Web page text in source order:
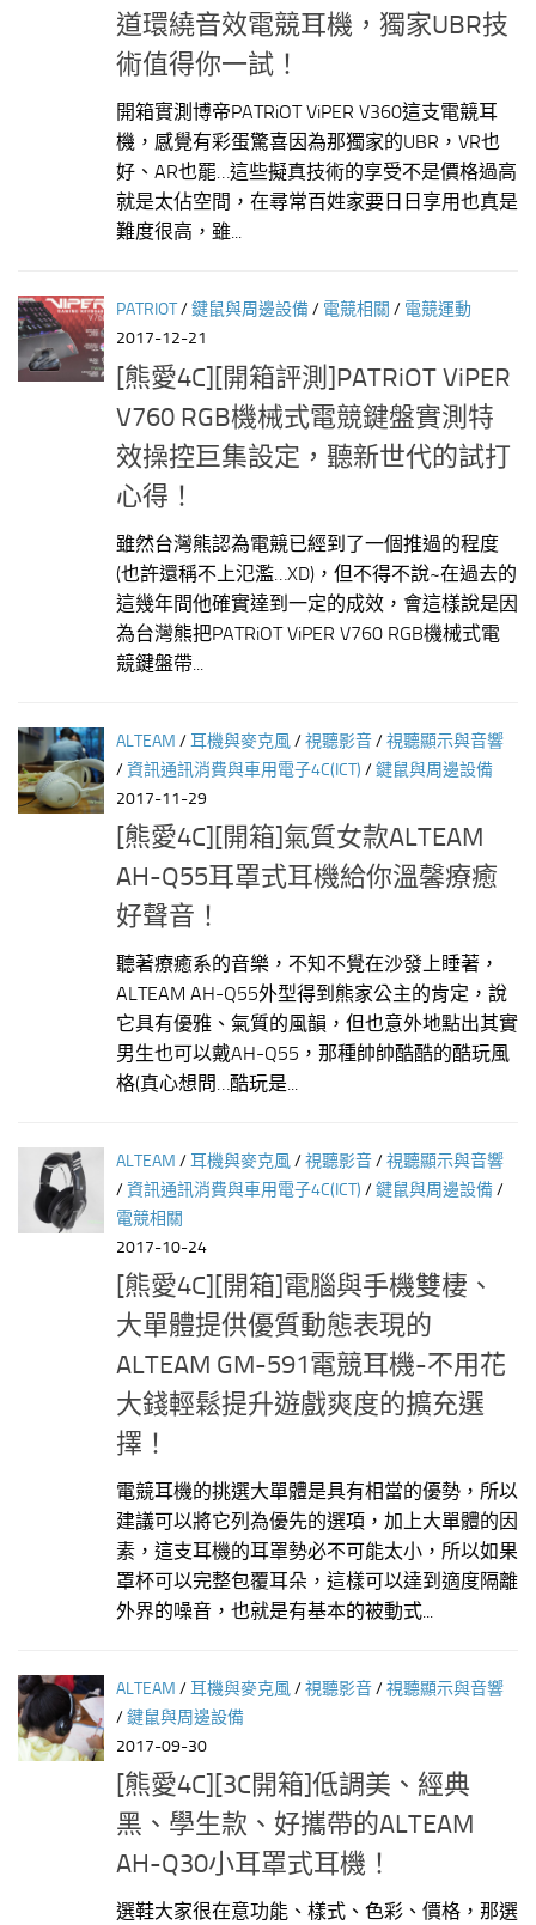
道環繞音效電競耳機，獨家UBR技
術值得你一試！
開箱實測博帝PATRiOT ViPER V360這支電競耳
機，感覺有彩蛋驚喜因為那獨家的UBR，VR也
好、AR也罷…這些擬真技術的享受不是價格過高
就是太佔空間，在尋常百姓家要日日享用也真是
難度很高，雖...
PATRIOT/鍵鼠與周邊設備/ 電競相關 / 電競運動
2017-12-21
[熊愛4C][開箱評測]PATRiOT ViPER
V760 RGB機械式電競鍵盤實測特
效操控巨集設定，聽新世代的試打
心得！
雖然台灣熊認為電競已經到了一個推過的程度
(也許還稱不上氾濫…XD)，但不得不說~在過去的
這幾年間他確實達到一定的成效，會這樣說是因
為台灣熊把PATRiOT ViPER V760 RGB機械式電
競鍵盤帶...
ALTEAM /耳機與麥克風/視聽影音/視聽顯示與音響
/資訊通訊消費與車用電子4C(ICT) /鍵鼠與周邊設備
2017-11-29
[熊愛4C][開箱]氣質女款ALTEAM
AH-Q55耳罩式耳機給你溫馨療癒
好聲音！
聽著療癒系的音樂，不知不覺在沙發上睡著，
ALTEAM AH-Q55外型得到熊家公主的肯定，說
它具有優雅、氣質的風韻，但也意外地點出其實
男生也可以戴AH-Q55，那種帥帥酷酷的酷玩風
格(真心想問…酷玩是...
ALTEAM /耳機與麥克風/視聽影音/視聽顯示與音響
/資訊通訊消費與車用電子4C(ICT) /鍵鼠與周邊設備/
電競相關
2017-10-24
[熊愛4C][開箱]電腦與手機雙棲、
大單體提供優質動態表現的
ALTEAM GM-591電競耳機-不用花
大錢輕鬆提升遊戲爽度的擴充選
擇！
電競耳機的挑選大單體是具有相當的優勢，所以
建議可以將它列為優先的選項，加上大單體的因
素，這支耳機的耳罩勢必不可能太小，所以如果
罩杯可以完整包覆耳朵，這樣可以達到適度隔離
外界的噪音，也就是有基本的被動式...
ALTEAM /耳機與麥克風/視聽影音/視聽顯示與音響
/鍵鼠與周邊設備
2017-09-30
[熊愛4C][3C開箱]低調美、經典
黑、學生款、好攜帶的ALTEAM
AH-Q30小耳罩式耳機！
選鞋大家很在意功能、樣式、色彩、價格，那選